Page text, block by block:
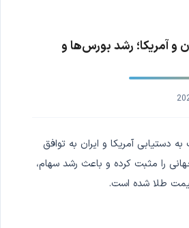
و آمریکا؛ رشد بورس‌ها و
دستیابی آمریکا و ایران به توافق
را مثبت کرده و باعث رشد سهام،
طلا شده است.